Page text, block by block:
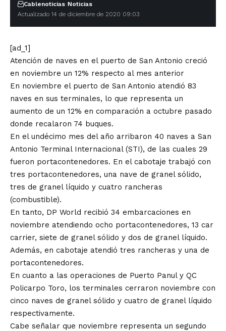
Actualizado 14 de diciembre de 2020 09:03
Cablenoticias Noticias
[ad_1]
Atención de naves en el puerto de San Antonio creció
en noviembre un 12% respecto al mes anterior
En noviembre el puerto de San Antonio atendió 83
naves en sus terminales, lo que representa un
aumento de un 12% en comparación a octubre pasado
donde recalaron 74 buques.
En el undécimo mes del año arribaron 40 naves a San
Antonio Terminal Internacional (STI), de las cuales 29
fueron portacontenedores. En el cabotaje trabajó con
tres portacontenedores, una nave de granel sólido,
tres de granel líquido y cuatro rancheras
(combustible).
En tanto, DP World recibió 34 embarcaciones en
noviembre atendiendo ocho portacontenedores, 13 car
carrier, siete de granel sólido y dos de granel líquido.
Además, en cabotaje atendió tres rancheras y una de
portacontenedores.
En cuanto a las operaciones de Puerto Panul y QC
Policarpo Toro, los terminales cerraron noviembre con
cinco naves de granel sólido y cuatro de granel líquido
respectivamente.
Cabe señalar que noviembre representa un segundo